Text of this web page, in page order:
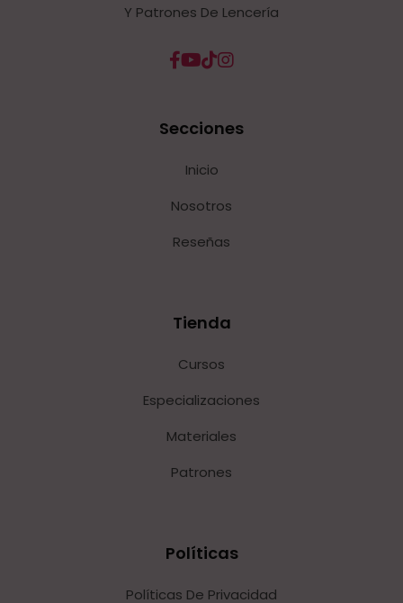
Y Patrones De Lencería
Secciones
Inicio
Nosotros
Reseñas
Tienda
Cursos
Especializaciones
Materiales
Patrones
Políticas
Políticas De Privacidad